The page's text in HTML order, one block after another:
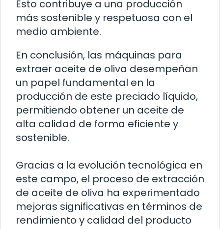
Esto contribuye a una producción
más sostenible y respetuosa con el
medio ambiente.
En conclusión, las máquinas para
extraer aceite de oliva desempeñan
un papel fundamental en la
producción de este preciado líquido,
permitiendo obtener un aceite de
alta calidad de forma eficiente y
sostenible.
Gracias a la evolución tecnológica en
este campo, el proceso de extracción
de aceite de oliva ha experimentado
mejoras significativas en términos de
rendimiento y calidad del producto